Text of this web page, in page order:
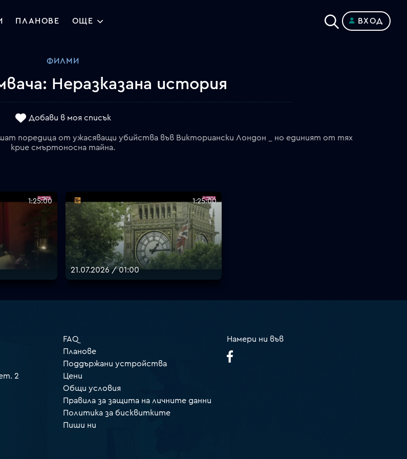
ПЛАНОВЕ ОЩЕ ВХОД
ФИЛМИ
Неразказана история
Добави в моя списък
поредица от ужасяващи убийства във Викториански Лондон _ но единият от тях
крие смъртоносна тайна.
1:25:00 1:25:00
21.07.2026 / 01:00
2
FAQ
Планове
Поддържани устройства
Цени
Общи условия
Правила за защита на личните данни
Политика за бисквитките
Пиши ни
Намери ни във